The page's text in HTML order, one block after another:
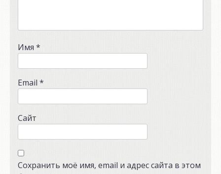
Имя *
Email *
Сайт
Сохранить моё имя, email и адрес сайта в этом